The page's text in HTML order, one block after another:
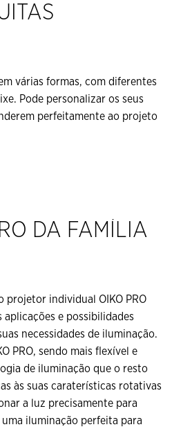
várias formas, com diferentes
Pode personalizar os seus
perfeitamente ao projeto
DA FAMÍLIA
projetor individual OIKO PRO
aplicações e possibilidades
necessidades de iluminação.
PRO, sendo mais flexível e
de iluminação que o resto
às suas caraterísticas rotativas
a luz precisamente para
iluminação perfeita para